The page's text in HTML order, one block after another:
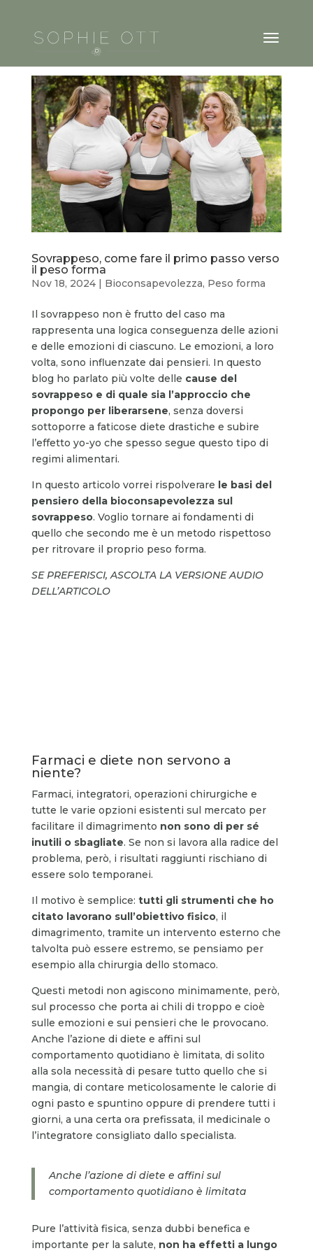
Sovrappeso, come fare il primo passo verso
il peso forma
Nov 18, 2024| Bioconsapevolezza, Peso forma
Il sovrappeso non è frutto del caso ma
rappresenta una logica conseguenza delle azioni
e delle emozioni di ciascuno. Le emozioni, a loro
volta, sono influenzate dai pensieri. In questo
blog ho parlato più volte delle cause del
sovrappeso e di quale sia l’approccio che
propongo per liberarsene, senza doversi
sottoporre a faticose diete drastiche e subire
l’effetto yo-yo che spesso segue questo tipo di
regimi alimentari.
In questo articolo vorrei rispolverare le basi del
pensiero della bioconsapevolezza sul
sovrappeso. Voglio tornare ai fondamenti di
quello che secondo me è un metodo rispettoso
per ritrovare il proprio peso forma.
SE PREFERISCI, ASCOLTA LA VERSIONE AUDIO
DELL’ARTICOLO
Farmaci e diete non servono a
niente?
Farmaci, integratori, operazioni chirurgiche e
tutte le varie opzioni esistenti sul mercato per
facilitare il dimagrimento non sono di per sé
inutili o sbagliate. Se non si lavora alla radice del
problema, però, i risultati raggiunti rischiano di
essere solo temporanei.
Il motivo è semplice: tutti gli strumenti che ho
citato lavorano sull’obiettivo fisico, il
dimagrimento, tramite un intervento esterno che
talvolta può essere estremo, se pensiamo per
esempio alla chirurgia dello stomaco.
Questi metodi non agiscono minimamente, però,
sul processo che porta ai chili di troppo e cioè
sulle emozioni e sui pensieri che le provocano.
Anche l’azione di diete e affini sul
comportamento quotidiano è limitata, di solito
alla sola necessità di pesare tutto quello che si
mangia, di contare meticolosamente le calorie di
ogni pasto e spuntino oppure di prendere tutti i
giorni, a una certa ora prefissata, il medicinale o
l’integratore consigliato dallo specialista.
Anche l’azione di diete e affini sul
comportamento quotidiano è limitata
Pure l’attività fisica, senza dubbi benefica e
importante per la salute, non ha effetti a lungo